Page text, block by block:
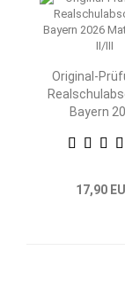
Original-
Bayern
17,90